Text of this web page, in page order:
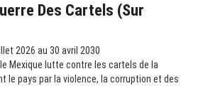
Des Cartels (sur
2026 au 30 avril 2030
Mexique lutte contre les cartels de la
le pays par la violence, la corruption et des